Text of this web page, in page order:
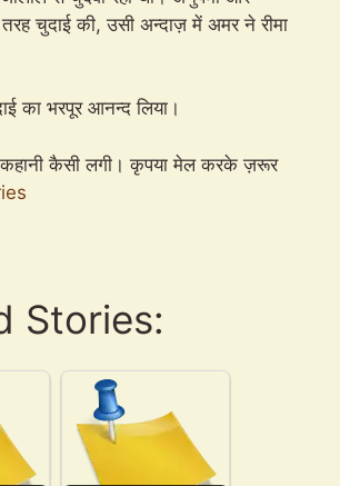
चुदाई की, उसी अन्दाज़ में अमर ने रीमा
का भरपूर आनन्द लिया।
कैसी लगी। कृपया मेल करके ज़रूर
Stories: